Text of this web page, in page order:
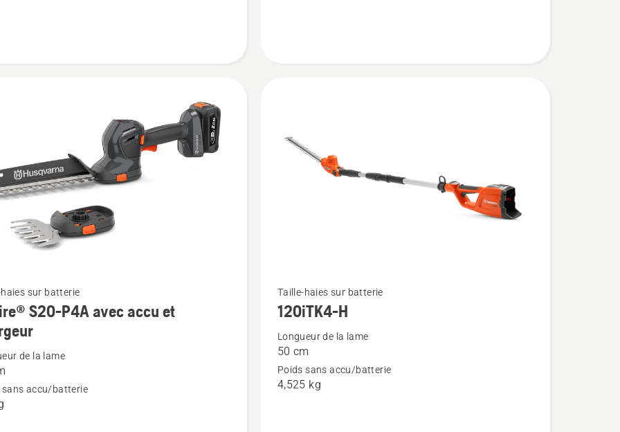
sur batterie
S20-P4A avec accu et
de la lame
sans accu/batterie
Voir
plus
détails
sur
120iTK4-
Taille-haies sur batterie
120iTK4-H
Longueur de la lame
50 cm
Poids sans accu/batterie
4,525 kg